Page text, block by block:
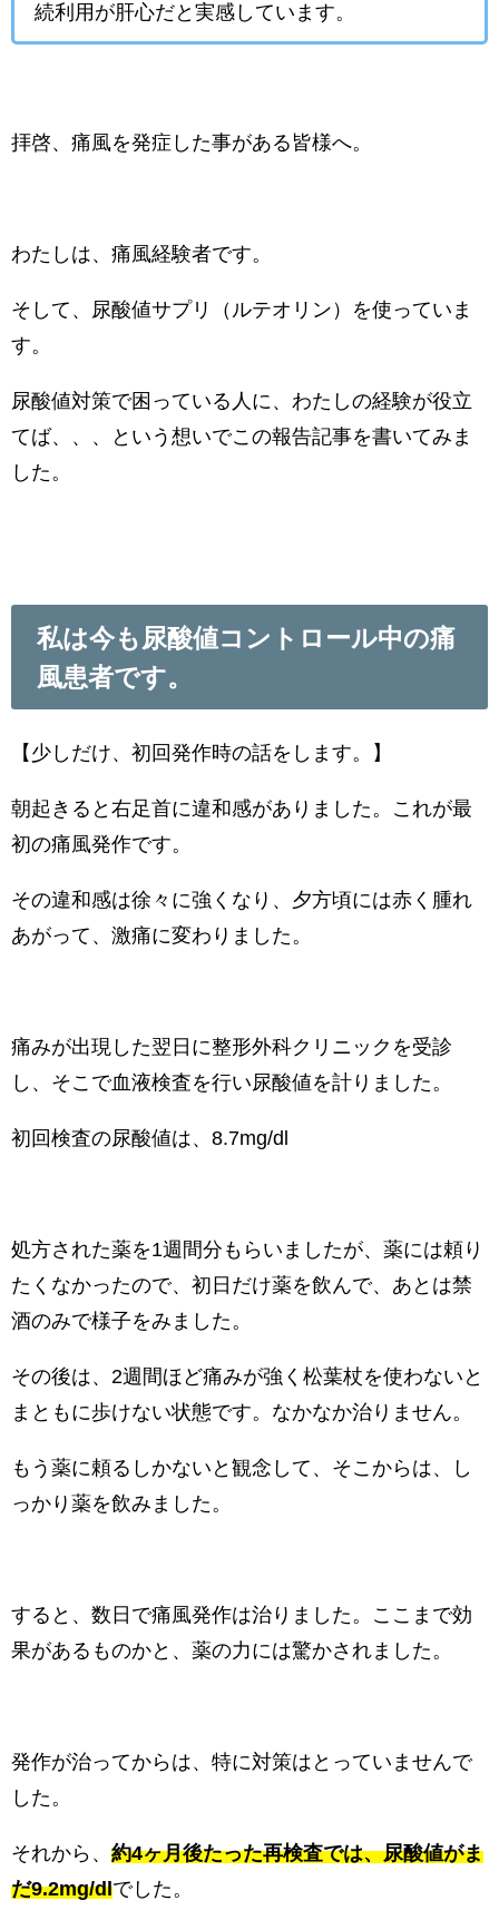
続利用が肝心だと実感しています。
拝啓、痛風を発症した事がある皆様へ。
わたしは、痛風経験者です。
そして、尿酸値サプリ（ルテオリン）を使っていま
す。
尿酸値対策で困っている人に、わたしの経験が役立
てば、、、という想いでこの報告記事を書いてみま
した。
私は今も尿酸値コントロール中の痛
風患者です。
【少しだけ、初回発作時の話をします。】
朝起きると右足首に違和感がありました。これが最
初の痛風発作です。
その違和感は徐々に強くなり、夕方頃には赤く腫れ
あがって、激痛に変わりました。
痛みが出現した翌日に整形外科クリニックを受診
し、そこで血液検査を行い尿酸値を計りました。
初回検査の尿酸値は、8.7mg/dl
処方された薬を1週間分もらいましたが、薬には頼り
たくなかったので、初日だけ薬を飲んで、あとは禁
酒のみで様子をみました。
その後は、2週間ほど痛みが強く松葉杖を使わないと
まともに歩けない状態です。なかなか治りません。
もう薬に頼るしかないと観念して、そこからは、し
っかり薬を飲みました。
すると、数日で痛風発作は治りました。ここまで効
果があるものかと、薬の力には驚かされました。
発作が治ってからは、特に対策はとっていませんで
した。
それから、 約4ヶ月後たった再検査では、尿酸値がま
だ9.2mg/dlでした。